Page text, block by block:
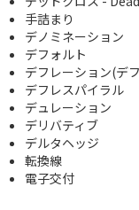
手詰まり
デノミネーション
デフォルト
デフレーション(デフ
デフレスパイラル
デュレーション
デリバティブ
デルタヘッジ
転換線
電子交付